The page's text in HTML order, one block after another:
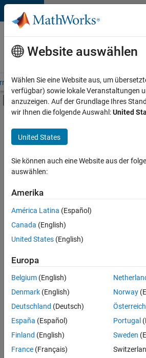
Weiter zum Inhalt
Karriere
bei
MathWorks
– Übersicht Stellensuche
Umschaltung für Off-
Hauptinhalt
Advanced Support
Globalisierung
Information Technology
Infrastructure and Architecture
Quality Engineering
Technical Writing
User Experience
Web Applications and Services
+7
Derzeit
es
keine
offenen
Stellen,
Ihren
Suchkriterien
entsprechen.
können
die
Suchkriterien
weiter
fassen
Website auswählen
Wählen Sie eine Website aus, um
verfügbar) sowie lokale Veranstaltungen
anzuzeigen. Auf der Grundlage Ihres
wir Ihnen die folgende Auswahl:United
United States
Sie können auch eine Website aus der
auswählen:
Amerika
América Latina (Español)
Canada (English)
United States (English)
Europa
Belgium (English)
Denmark (English)
Deutschland (Deutsch)
España (Español)
Finland (English)
France (Français)
Norway
Österreich
Portugal
Sweden